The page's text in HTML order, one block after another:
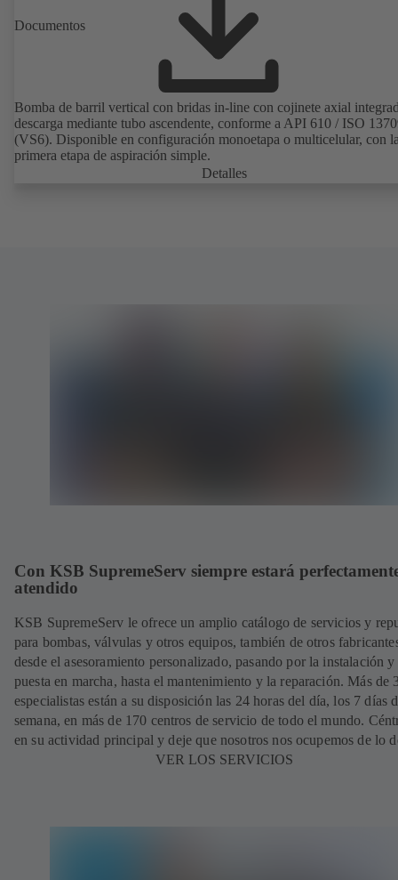
Documentos
Bomba de barril vertical con bridas in-line con cojinete axial
descarga mediante tubo ascendente, conforme a API 610 / ISO
(VS6). Disponible en configuración monoetapa o multicelular, con
primera etapa de aspiración simple.
Detalles
Con KSB SupremeServ siempre estará
atendido
KSB SupremeServ le ofrece un amplio catálogo de servicios y
para bombas, válvulas y otros equipos, también de otros
desde el asesoramiento personalizado, pasando por la instalación y
puesta en marcha, hasta el mantenimiento y la reparación. Más de
especialistas están a su disposición las 24 horas del día, los 7 días
semana, en más de 170 centros de servicio de todo el mundo.
en su actividad principal y deje que nosotros nos ocupemos de lo
VER LOS SERVICIOS